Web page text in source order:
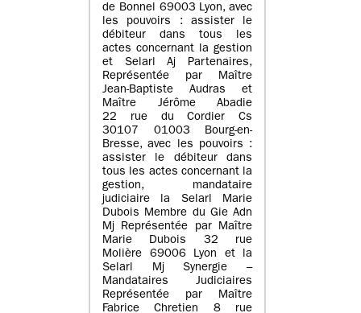
de Bonnel 69003 Lyon, avec
les pouvoirs : assister le
débiteur dans tous les
actes concernant la gestion
et Selarl Aj Partenaires,
Représentée par Maître
Jean-Baptiste Audras et
Maître Jérôme Abadie
22 rue du Cordier Cs
30107 01003 Bourg-en-
Bresse, avec les pouvoirs :
assister le débiteur dans
tous les actes concernant la
gestion, mandataire
judiciaire la Selarl Marie
Dubois Membre du Gie Adn
Mj Représentée par Maître
Marie Dubois 32 rue
Molière 69006 Lyon et la
Selarl Mj Synergie –
Mandataires Judiciaires
Représentée par Maître
Fabrice Chretien 8 rue